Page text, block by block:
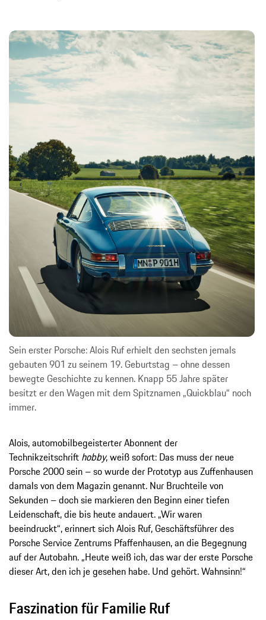
Sein erster Porsche: Alois Ruf erhielt den sechsten jemals
gebauten 901 zu seinem 19. Geburtstag – ohne dessen
bewegte Geschichte zu kennen. Knapp 55 Jahre später
besitzt er den Wagen mit dem Spitznamen „Quickblau“ noch
immer.
Alois, automobilbegeisterter Abonnent der
Technikzeitschrift hobby, weiß sofort: Das muss der neue
Porsche 2000 sein – so wurde der Prototyp aus Zuffenhausen
damals von dem Magazin genannt. Nur Bruchteile von
Sekunden – doch sie markieren den Beginn einer tiefen
Leidenschaft, die bis heute andauert. „Wir waren
beeindruckt“, erinnert sich Alois Ruf, Geschäftsführer des
Porsche Service Zentrums Pfaffenhausen, an die Begegnung
auf der Autobahn. „Heute weiß ich, das war der erste Porsche
dieser Art, den ich je gesehen habe. Und gehört. Wahnsinn!“
Faszination für Familie Ruf